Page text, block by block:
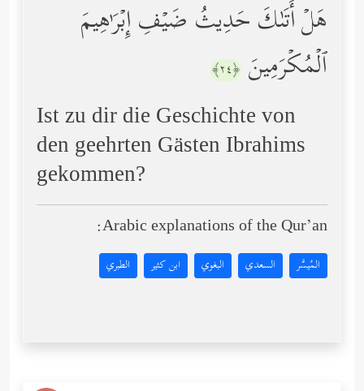
هَلۡ أَتَىٰكَ حَدِیثُ ضَیۡفِ إِبۡرَ ٰ⁠هِیمَ
ٱلۡمُكۡرَمِینَ ﴿٢٤﴾
Ist zu dir die Geschichte von
den geehrten Gästen Ibrahims
gekommen?
Arabic explanations of the Qur’an:
المُيسَّر السعدي البغوي ابن كثير الطبري